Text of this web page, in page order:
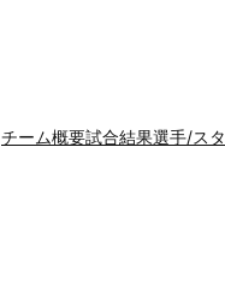
チーム概要試合結果選手/ス